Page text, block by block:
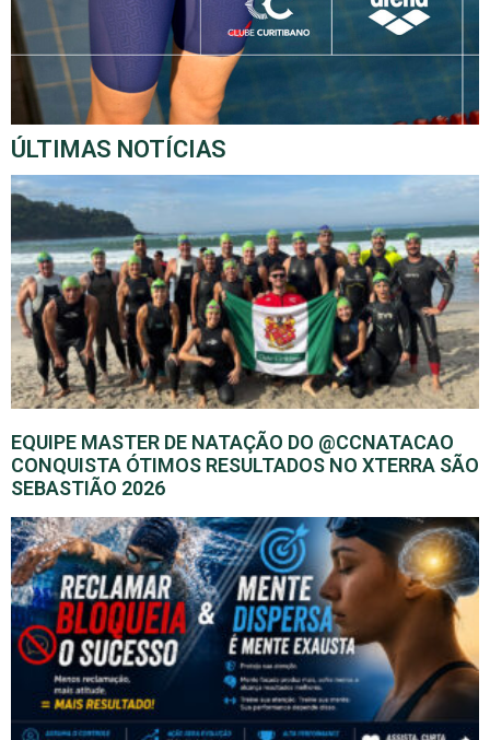
ÚLTIMAS NOTÍCIAS
EQUIPE MASTER DE NATAÇÃO DO @CCNATACAO
CONQUISTA ÓTIMOS RESULTADOS NO XTERRA SÃO
SEBASTIÃO 2026